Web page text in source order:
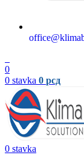
0
0 stavka 0 рсд
0 stavka